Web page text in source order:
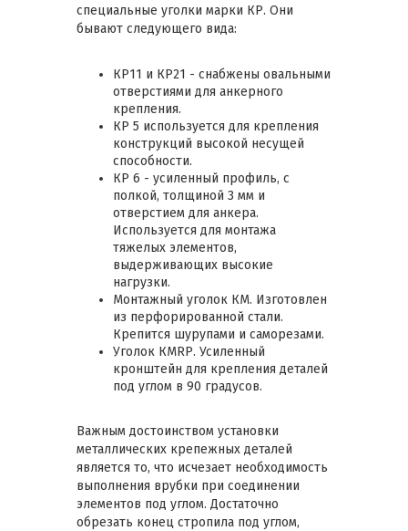
специальные уголки марки КР. Они
бывают следующего вида:
КР11 и КР21 - снабжены овальными
отверстиями для анкерного
крепления.
КР 5 используется для крепления
конструкций высокой несущей
способности.
КР 6 - усиленный профиль, с
полкой, толщиной 3 мм и
отверстием для анкера.
Используется для монтажа
тяжелых элементов,
выдерживающих высокие
нагрузки.
Монтажный уголок КМ. Изготовлен
из перфорированной стали.
Крепится шурупами и саморезами.
Уголок КМRР. Усиленный
кронштейн для крепления деталей
под углом в 90 градусов.
Важным достоинством установки
металлических крепежных деталей
является то, что исчезает необходимость
выполнения врубки при соединении
элементов под углом. Достаточно
обрезать конец стропила под углом,